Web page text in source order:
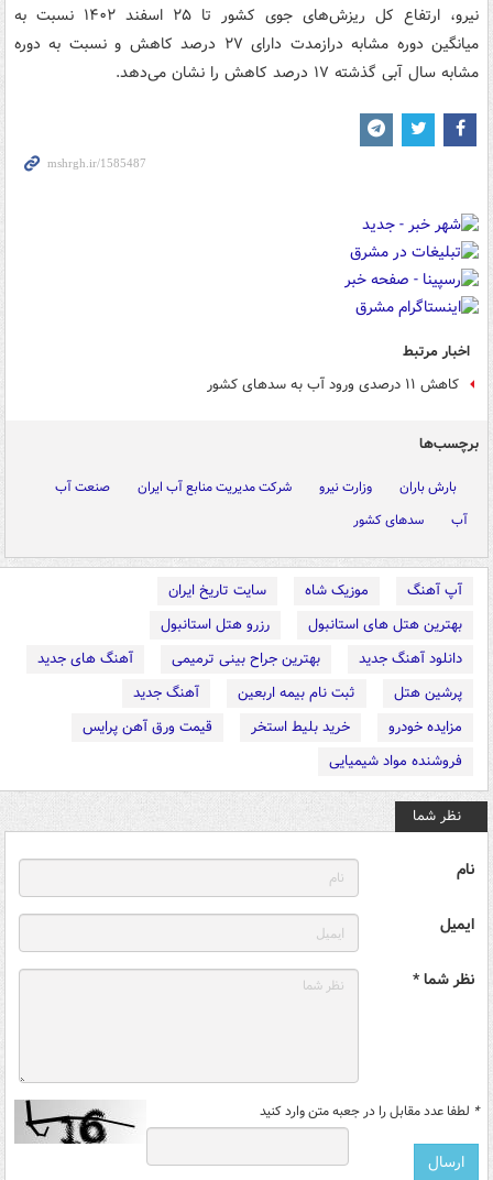
نیرو، ارتفاع کل ریزش‌های جوی کشور تا ۲۵ اسفند ۱۴۰۲ نسبت به
میانگین دوره مشابه درازمدت دارای ۲۷ درصد کاهش و نسبت به دوره
مشابه سال آبی گذشته ۱۷ درصد کاهش را نشان می‌دهد.
اخبار مرتبط
کاهش ۱۱ درصدی ورود آب به سدهای کشور
برچسب‌ها
بارش باران وزارت نیرو شرکت مدیریت منابع آب ایران
صنعت آب
آب
سدهای کشور
آپ آهنگ موزیک شاه
سایت تاریخ ایران
بهترین هتل های استانبول
رزرو هتل استانبول
دانلود آهنگ جدید
بهترین جراح بینی ترمیمی
آهنگ های جدید
پرشین هتل
ثبت نام بیمه اربعین
آهنگ جدید
مزایده خودرو
خرید بلیط استخر
قیمت ورق آهن پرایس
فروشنده مواد شیمیایی
نظر شما
نام
ایمیل
نظر شما *
* لطفا عدد مقابل را در جعبه متن وارد کنید